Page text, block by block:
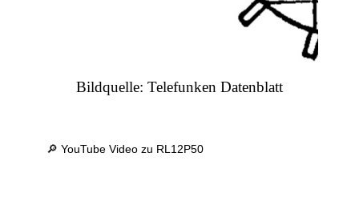
Bildquelle: Telefunken Datenblatt
🔎 YouTube Video zu RL12P50